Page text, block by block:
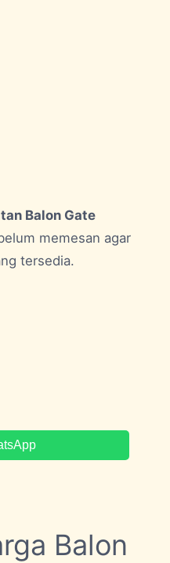
Balon Gate
memesan agar
tersedia.
Balon